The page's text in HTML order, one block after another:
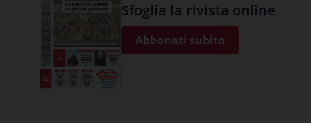
Sfoglia la rivista online
Abbonati subito